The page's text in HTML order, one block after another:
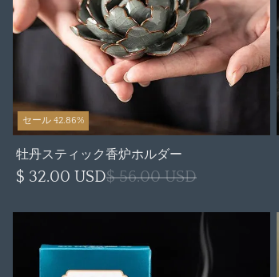
セール 42.86%
牡丹スティック香炉ホルダー
$ 32.00 USD$ 56.00 USD